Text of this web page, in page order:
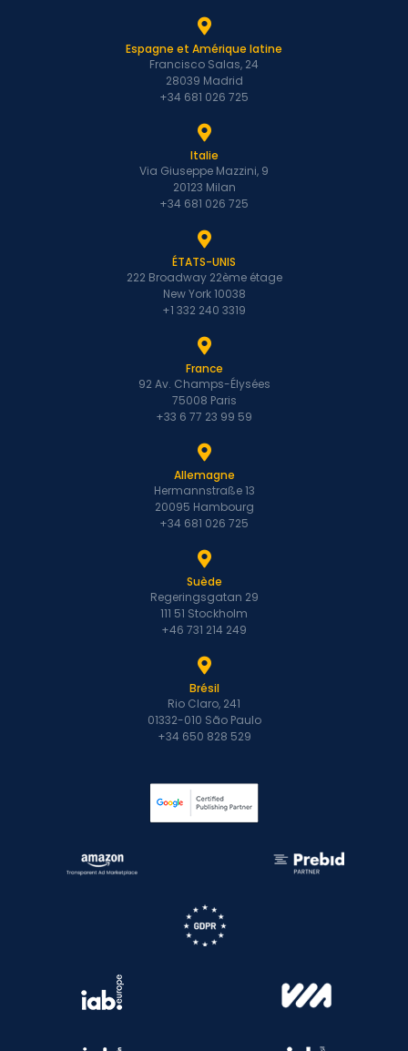
Espagne et Amérique latine
Francisco Salas, 24
28039 Madrid
+34 681 026 725
Italie
Via Giuseppe Mazzini, 9
20123 Milan
+34 681 026 725
ÉTATS-UNIS
222 Broadway 22ème étage
New York 10038
+1 332 240 3319
France
92 Av. Champs-Élysées
75008 Paris
+33 6 77 23 99 59
Allemagne
Hermannstraße 13
20095 Hambourg
+34 681 026 725
Suède
Regeringsgatan 29
111 51 Stockholm
+46 731 214 249
Brésil
Rio Claro, 241
01332-010 São Paulo
+34 650 828 529